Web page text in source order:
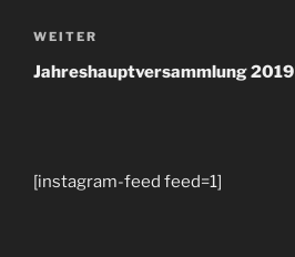
Nächster
Beitrag
WEITER
Jahreshauptversammlung 2019
[instagram-feed feed=1]